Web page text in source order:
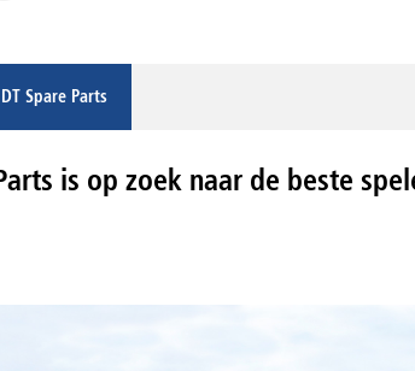
DT Spare Parts
is op zoek naar de beste